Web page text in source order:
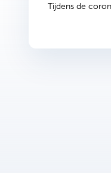
Tijdens de